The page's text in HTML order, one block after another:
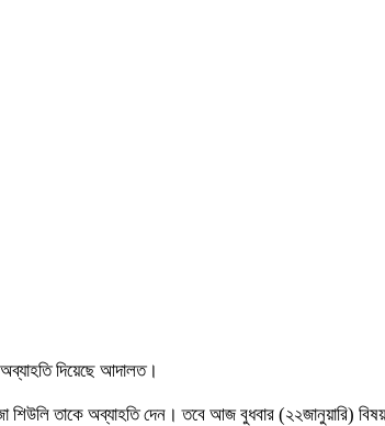
অব্যাহতি দিয়েছে আদালত।
তাকে অব্যাহতি দেন। তবে আজ বুধবার (২২জানুয়ারি)